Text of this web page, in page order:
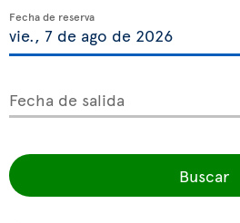
Fecha de reserva
Fecha de salida
Buscar